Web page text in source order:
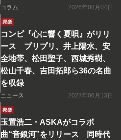
コラム 2026年08月04日
邦楽
コンピ『心に響く夏唄』がリリ
ース プリプリ、井上陽水、安
全地帯、松田聖子、西城秀樹、
松山千春、吉田拓郎ら36の名曲
を収録
ニュース 2023年06月13日
邦楽
玉置浩二・ASKAがコラボ
曲“音銀河”をリリース 同時代